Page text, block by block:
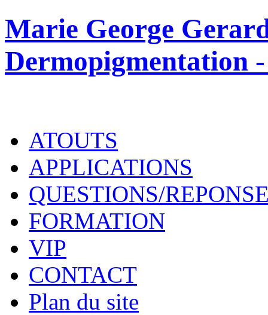
Marie George
Dermopigmentation
ATOUTS
APPLICATIONS
QUESTIONS/
FORMATION
VIP
CONTACT
Plan du site